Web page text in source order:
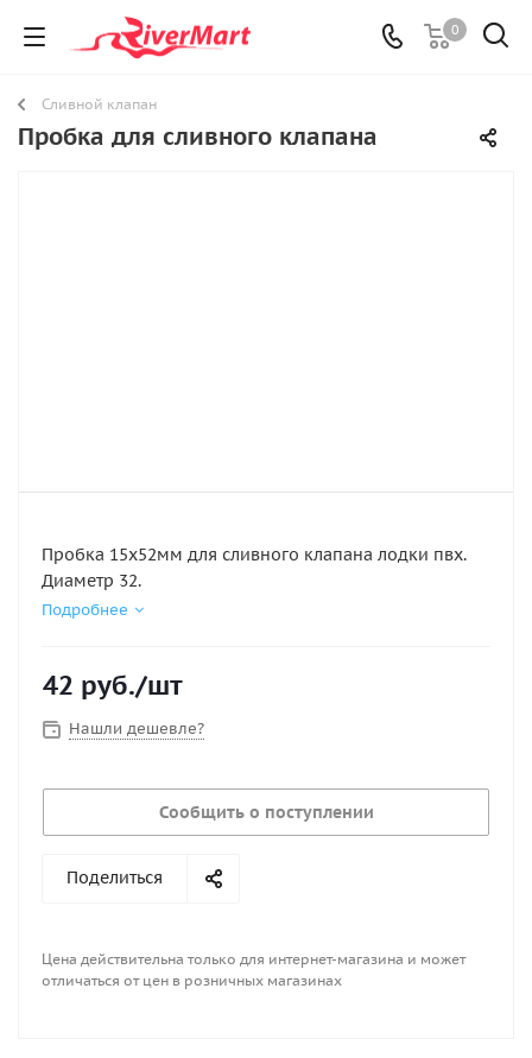
0
Сливной клапан
Пробка для сливного клапана
Пробка 15х52мм для сливного клапана лодки пвх.
Диаметр 32.
Подробнее
42 руб./шт
Нашли дешевле?
Сообщить о поступлении
Поделиться
Цена действительна только для интернет-магазина и может
отличаться от цен в розничных магазинах